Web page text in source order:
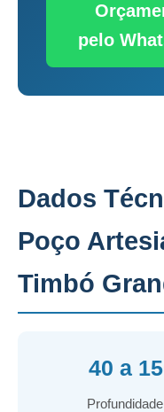
pelo
Dados
Poço
Timbó
40 a